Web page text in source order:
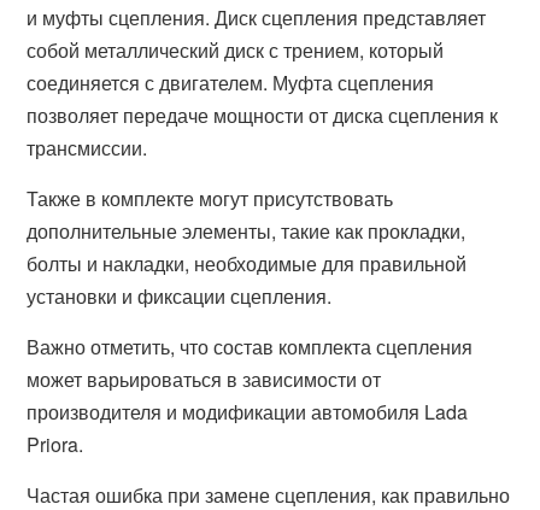
и муфты сцепления. Диск сцепления представляет
собой металлический диск с трением, который
соединяется с двигателем. Муфта сцепления
позволяет передаче мощности от диска сцепления к
трансмиссии.
Также в комплекте могут присутствовать
дополнительные элементы, такие как прокладки,
болты и накладки, необходимые для правильной
установки и фиксации сцепления.
Важно отметить, что состав комплекта сцепления
может варьироваться в зависимости от
производителя и модификации автомобиля Lada
Priora.
Частая ошибка при замене сцепления, как правильно